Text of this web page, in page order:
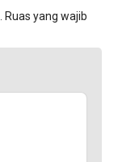
Ruas yang wajib